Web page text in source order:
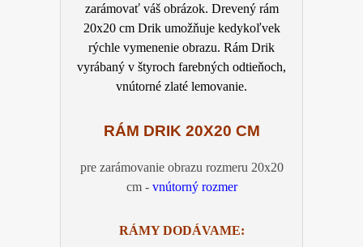
zarámovať váš obrázok. Drevený rám
20x20 cm Drik umožňuje kedykoľvek
rýchle vymenenie obrazu. Rám Drik
vyrábaný v štyroch farebných odtieňoch,
vnútorné zlaté lemovanie.
RÁM DRIK 20X20 CM
pre zarámovanie obrazu rozmeru 20x20
cm - vnútorný rozmer
RÁMY DODÁVAME: